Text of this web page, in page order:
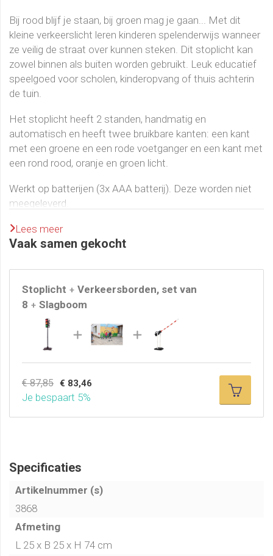
Bij rood blijf je staan, bij groen mag je gaan... Met dit
kleine verkeerslicht leren kinderen spelenderwijs wanneer
ze veilig de straat over kunnen steken. Dit stoplicht kan
zowel binnen als buiten worden gebruikt. Leuk educatief
speelgoed voor scholen, kinderopvang of thuis achterin
de tuin.
Het stoplicht heeft 2 standen, handmatig en
automatisch en heeft twee bruikbare kanten: een kant
met een groene en een rode voetganger en een kant met
een rond rood, oranje en groen licht.
Werkt op batterijen (3x AAA batterij). Deze worden niet
meegeleverd.
Download hier gratis de sheets:
* Opdracht: Lopen op de stoep Groep 1-2
* Opdracht: Bochten fietsen - Groep 3-4
* Certificaat bochten fietsen
Lees meer
Vaak samen gekocht
Stoplicht + Verkeersborden, set van
8 + Slagboom
€ 87,85 € 83,46
Je bespaart 5%
Specificaties
Artikelnummer (s)
3868
Afmeting
L 25 x B 25 x H 74 cm